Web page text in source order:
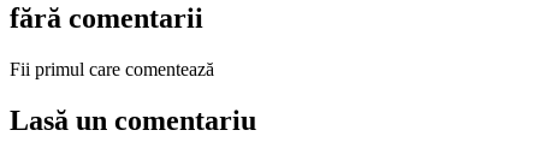
fără comentarii
Fii primul care comentează
Lasă un comentariu